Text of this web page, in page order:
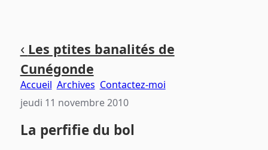
contenu
principal
menu
principal
page
‹ Les ptites banalités de
Cunégonde
Accueil Archives Contactez-moi
jeudi 11 novembre 2010
La perfifie du bol